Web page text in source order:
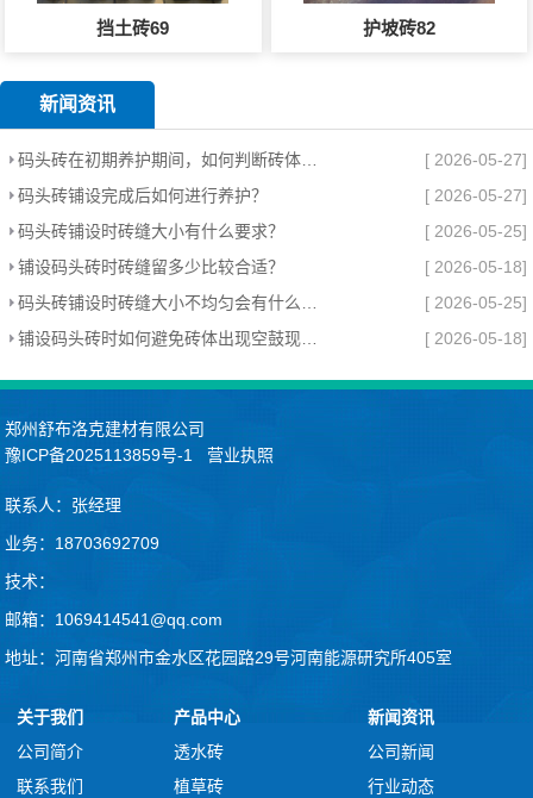
挡土砖69 护坡砖82
新闻资讯
[ 2026-05-27]
码头砖铺设完成后如何进行养护？
[ 2026-05-27]
码头砖铺设时砖缝大小有什么要求？
[ 2026-05-25]
铺设码头砖时砖缝留多少比较合适？
[ 2026-05-18]
[ 2026-05-25]
[ 2026-05-18]
郑州舒布洛克建材有限公司
豫ICP备2025113859号-1
营业执照
联系人：张经理
业务：18703692709
技术：
邮箱：1069414541@qq.com
地址：河南省郑州市金水区花园路29号河南能源研究所405室
关于我们
公司简介
联系我们
产品中心
透水砖
植草砖
新闻资讯
公司新闻
行业动态